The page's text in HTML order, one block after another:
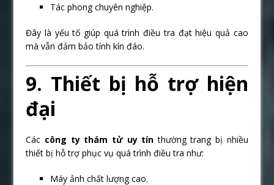
Tác phong chuyên nghiệp.
Đây là yếu tố giúp quá trình điều tra đạt hiệu quả cao
mà vẫn đảm bảo tính kín đáo.
9. Thiết bị hỗ trợ hiện
đại
Các công ty thám tử uy tín thường trang bị nhiều
thiết bị hỗ trợ phục vụ quá trình điều tra như:
Máy ảnh chất lượng cao.